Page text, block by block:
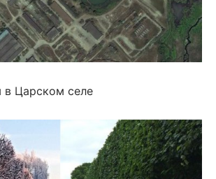
Царском селе